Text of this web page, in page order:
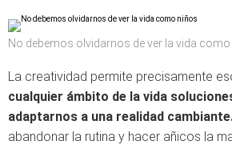
No debemos olvidarnos de ver la vida
La creatividad permite precisamente
cualquier ámbito de la vida
adaptarnos a una realidad
abandonar la rutina y hacer añicos la